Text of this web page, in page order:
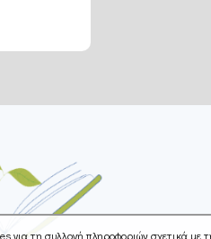
για τη συλλογή πληροφοριών σχετικά με